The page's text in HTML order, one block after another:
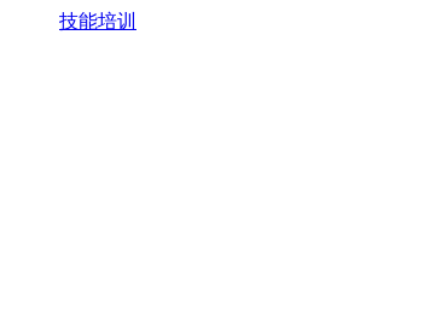
技能培训